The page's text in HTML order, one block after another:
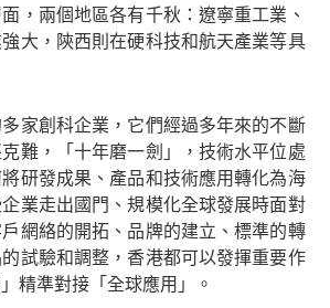
，兩個地區各有千秋：遼寧重工業、
大，陝西則在硬科技和航天產業等具
家創科企業，它們經過多年來的不斷
難，「十年磨一劍」，技術水平位處
研發成果、產品和技術應用轉化為海
業走出國門、規模化全球發展時面對
網絡的開拓、品牌的建立、標準的轉
試驗和調整，香港都可以發揮重要作
精準對接「全球應用」。